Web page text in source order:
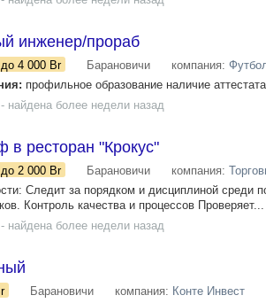
инженер/прораб
до 4 000 Br Барановичи компания:
профильное образование наличие
- найдена более недели назад
в ресторан "Крокус"
до 2 000 Br Барановичи компания:
Следит за порядком и дисциплиной среди
Контроль качества и процессов Проверяет...
- найдена более недели назад
Барановичи компания: Конте Инвест